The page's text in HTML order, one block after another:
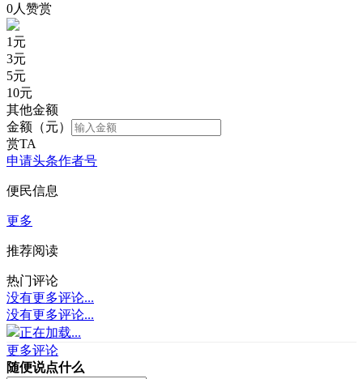
0人赞赏
1 元
3元
5元
10元
其他金额
金额（元）
赏TA
申请头条作者号
便民信息
更多
推荐阅读
热门评论
没有更多评论...
没有更多评论...
正在加载...
更多评论
随便说点什么